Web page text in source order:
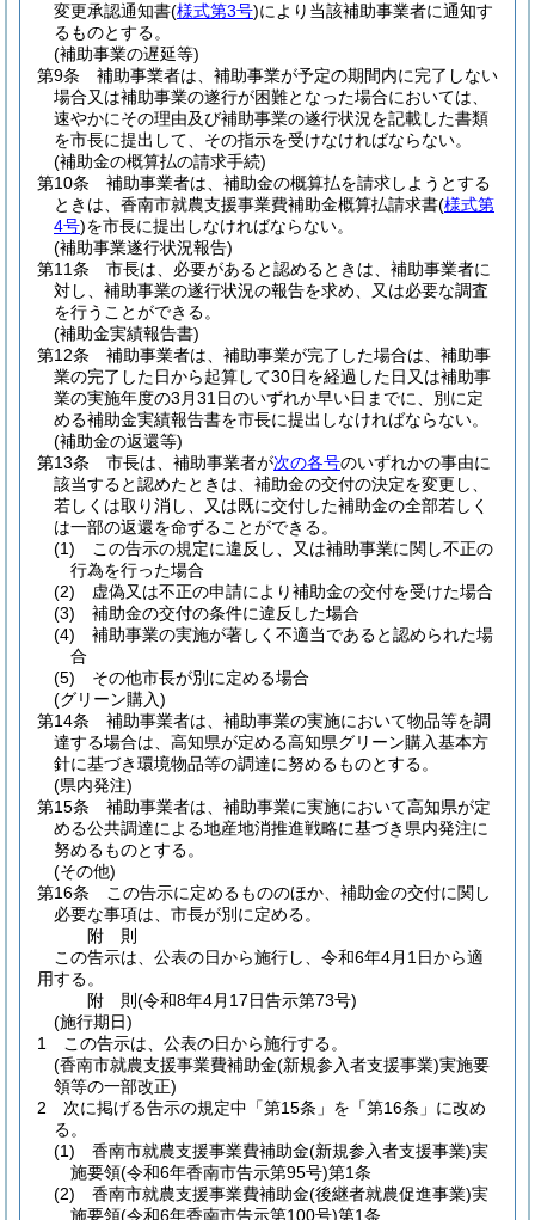
変更承認通知書(様式第3号)により当該補助事業者に通知す
るものとする。
(補助事業の遅延等)
第9条
補助事業者は、補助事業が予定の期間内に完了しない
場合又は補助事業の遂行が困難となった場合においては、
速やかにその理由及び補助事業の遂行状況を記載した書類
を市長に提出して、その指示を受けなければならない。
(補助金の概算払の請求手続)
第10条
補助事業者は、補助金の概算払を請求しようとする
ときは、香南市就農支援事業費補助金概算払請求書(様式第
4号)を市長に提出しなければならない。
(補助事業遂行状況報告)
第11条
市長は、必要があると認めるときは、補助事業者に
対し、補助事業の遂行状況の報告を求め、又は必要な調査
を行うことができる。
(補助金実績報告書)
第12条
補助事業者は、補助事業が完了した場合は、補助事
業の完了した日から起算して30日を経過した日又は補助事
業の実施年度の3月31日のいずれか早い日までに、別に定
める補助金実績報告書を市長に提出しなければならない。
(補助金の返還等)
第13条
市長は、補助事業者が次の各号のいずれかの事由に
該当すると認めたときは、補助金の交付の決定を変更し、
若しくは取り消し、又は既に交付した補助金の全部若しく
は一部の返還を命ずることができる。
(1)
この告示の規定に違反し、又は補助事業に関し不正の
行為を行った場合
(2)
虚偽又は不正の申請により補助金の交付を受けた場合
(3)
補助金の交付の条件に違反した場合
(4)
補助事業の実施が著しく不適当であると認められた場
合
(5)
その他市長が別に定める場合
(グリーン購入)
第14条
補助事業者は、補助事業の実施において物品等を調
達する場合は、高知県が定める高知県グリーン購入基本方
針に基づき環境物品等の調達に努めるものとする。
(県内発注)
第15条
補助事業者は、補助事業に実施において高知県が定
める公共調達による地産地消推進戦略に基づき県内発注に
努めるものとする。
(その他)
第16条
この告示に定めるもののほか、補助金の交付に関し
必要な事項は、市長が別に定める。
附 則
この告示は、公表の日から施行し、令和6年4月1日から適
用する。
附 則(令和8年4月17日告示第73号)
(施行期日)
1
この告示は、公表の日から施行する。
(香南市就農支援事業費補助金(新規参入者支援事業)実施要
領等の一部改正)
2
次に掲げる告示の規定中「第15条」を「第16条」に改め
る。
(1)
香南市就農支援事業費補助金(新規参入者支援事業)実
施要領(令和6年香南市告示第95号)第1条
(2)
香南市就農支援事業費補助金(後継者就農促進事業)実
施要領(令和6年香南市告示第100号)第1条